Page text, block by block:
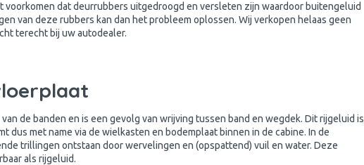
voorkomen dat deurrubbers uitgedroogd en versleten zijn waardoor buitengeluid
van deze rubbers kan dan het probleem oplossen. Wij verkopen helaas geen
terecht bij uw autodealer.
de banden en is een gevolg van wrijving tussen band en wegdek. Dit rijgeluid is
dus met name via de wielkasten en bodemplaat binnen in de cabine. In de
trillingen ontstaan door wervelingen en (opspattend) vuil en water. Deze
als rijgeluid.